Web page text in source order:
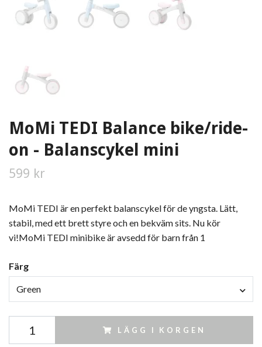
MoMi TEDI Balance bike/ride-
on - Balanscykel mini
599 kr
MoMi TEDI är en perfekt balanscykel för de yngsta. Lätt,
stabil, med ett brett styre och en bekväm sits. Nu kör
vi!MoMi TEDI minibike är avsedd för barn från 1
Färg
Green
LÄGG I KORGEN